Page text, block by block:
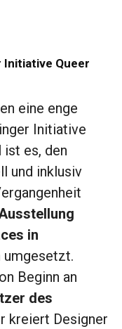
Queer
eine enge
Initiative
ist es, den
und inklusiv
in
umgesetzt.
Beginn an
des
kreiert Designer